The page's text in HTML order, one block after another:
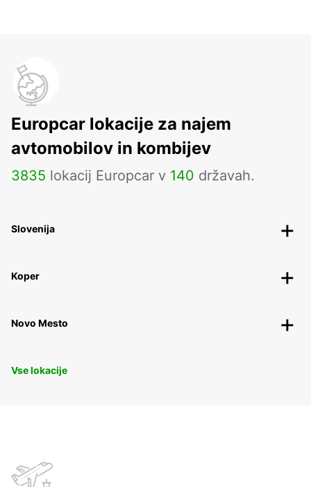
Europcar lokacije za najem
avtomobilov in kombijev
3835 lokacij Europcar v 140 državah.
Slovenija
Koper
Novo Mesto
Vse lokacije